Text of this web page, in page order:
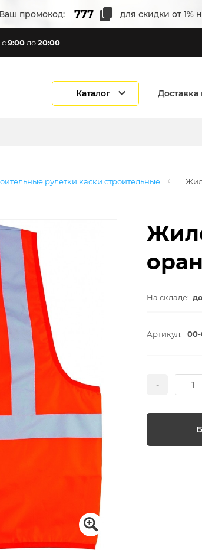
Ваш промокод: для скидки от 1%
с9:00 до20:00
Каталог Доставка
рулетки каски строительные
На складе:
Артикул:
-